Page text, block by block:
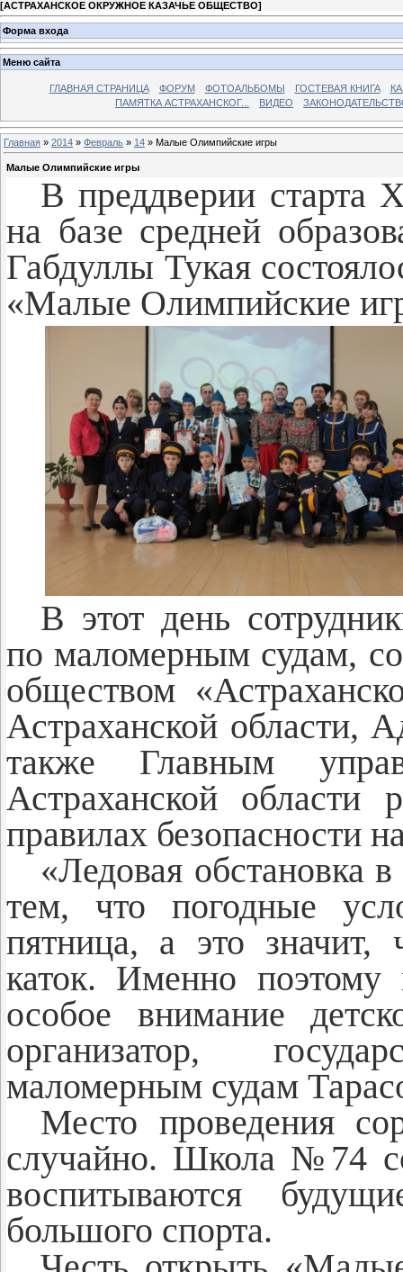
[АСТРАХАНСКОЕ ОКРУЖНОЕ КАЗАЧЬЕ ОБЩЕСТВО]
Форма входа
Меню сайта
ГЛАВНАЯ СТРАНИЦА ФОРУМ ФОТОАЛЬБОМЫ ГОСТЕВАЯ КНИГА
ПАМЯТКА АСТРАХАНСКОГ...
ВИДЕО
Главная » 2014 » Февраль » 14 » Малые Олимпийские игры
Малые Олимпийские игры
В преддверии
на базе средней
Габдуллы Тукая
«Малые Олимпийские
В этот день
по маломерным судам,
обществом
Астраханской области,
также Главным
Астраханской
правилах безопасности
«Ледовая обстановка
тем, что погодные
пятница, а это значит,
каток. Именно
особое внимание
организатор,
маломерным судам
Место проведения
случайно. Школа №74
воспитываются
большого спорта.